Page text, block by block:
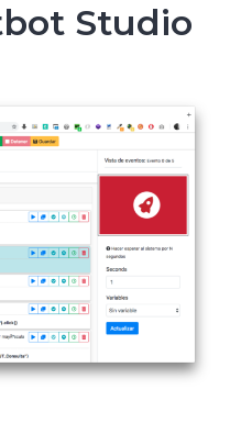
Studio